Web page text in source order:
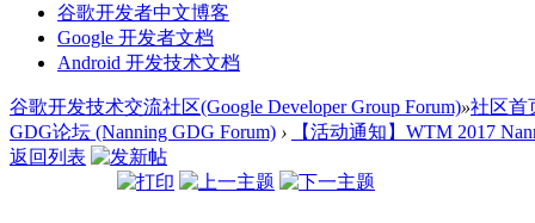
谷歌开发者中文博客
Google 开发者文档
Android 开发技术文档
谷歌开发技术交流社区(Google Developer Group Forum)»社区首
GDG论坛 (Nanning GDG Forum) ›
【活动通知】WTM 2017
返回列表